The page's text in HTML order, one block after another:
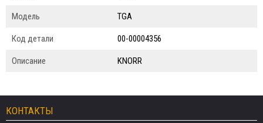
Модель TGA
Код детали 00-00004356
Описание KNORR
КОНТАКТЫ